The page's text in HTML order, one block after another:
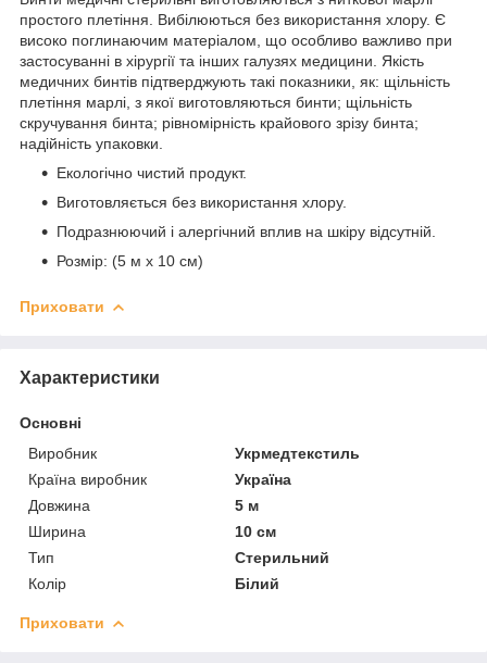
простого плетіння. Вибілюються без використання хлору. Є
високо поглинаючим матеріалом, що особливо важливо при
застосуванні в хірургії та інших галузях медицини. Якість
медичних бинтів підтверджують такі показники, як: щільність
плетіння марлі, з якої виготовляються бинти; щільність
скручування бинта; рівномірність крайового зрізу бинта;
надійність упаковки.
Екологічно чистий продукт.
Виготовляється без використання хлору.
Подразнюючий і алергічний вплив на шкіру відсутній.
Розмір: (5 м х 10 см)
Приховати
Характеристики
Основні
Виробник
Укрмедтекстиль
Країна виробник
Україна
Довжина
5 м
Ширина
10 см
Тип
Стерильний
Колір
Білий
Приховати